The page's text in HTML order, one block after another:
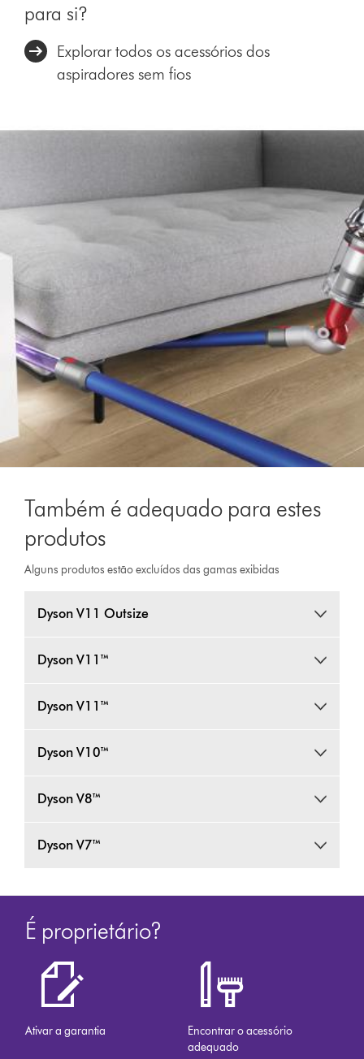
para si?
Explorar todos os acessórios dos
aspiradores sem fios
Também é adequado para estes
produtos
Alguns produtos estão excluídos das gamas exibidas
Dyson V11 Outsize
Dyson V11™
Dyson V11™
Dyson V10™
Dyson V8™
Dyson V7™
É proprietário?
Ativar a garantia
Encontrar o acessório
adequado